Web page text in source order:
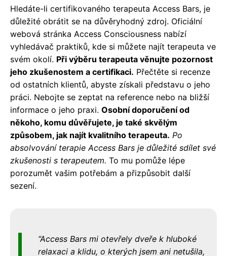
Hledáte-li certifikovaného terapeuta Access Bars, je
důležité obrátit se na důvěryhodný zdroj. Oficiální
webová stránka Access Consciousness nabízí
vyhledávač praktiků, kde si můžete najít terapeuta ve
svém okolí. Při výběru terapeuta věnujte pozornost
jeho zkušenostem a certifikaci. Přečtěte si recenze
od ostatních klientů, abyste získali představu o jeho
práci. Nebojte se zeptat na reference nebo na bližší
informace o jeho praxi. Osobní doporučení od
někoho, komu důvěřujete, je také skvělým
způsobem, jak najít kvalitního terapeuta. Po
absolvování terapie Access Bars je důležité sdílet své
zkušenosti s terapeutem. To mu pomůže lépe
porozumět vašim potřebám a přizpůsobit další
sezení.
Access Bars mi otevřely dveře k hluboké
relaxaci a klidu, o kterých jsem ani netušila,